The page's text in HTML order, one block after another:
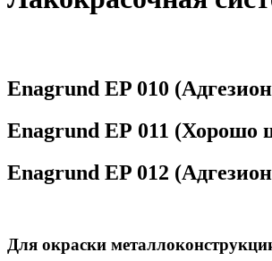
Enagrund EP 010
Enagrund EР 011 (Хорошо
Enagrund EP 012
Для окраски